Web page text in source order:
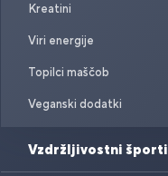
Kreatini
Viri energije
Topilci maščob
Veganski dodatki
Vzdržljivostni športi